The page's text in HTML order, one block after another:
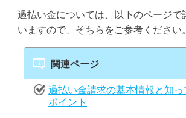
過払い金については、以下のページで
いますので、そちらをご参考ください。
関連ページ
過払い金請求の基本情報と知っ
ポイント